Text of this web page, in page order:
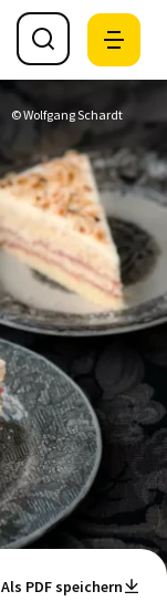
© Wolfgang Schardt
Als PDF speichern